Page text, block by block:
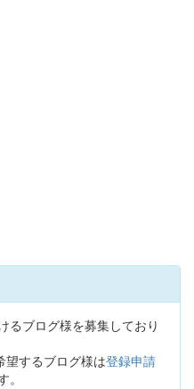
るブログ様を募集しており
望するブログ様は登録申請